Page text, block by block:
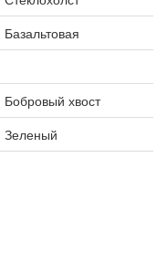
Базальтовая
Бобровый хвост
Зеленый